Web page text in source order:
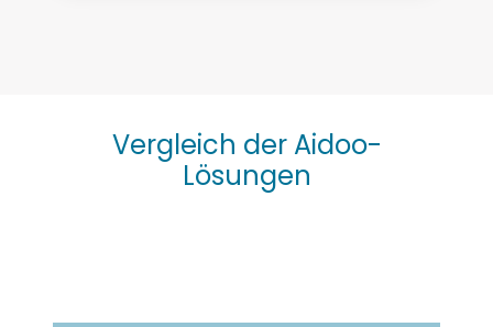
Vergleich der Aidoo-
Lösungen